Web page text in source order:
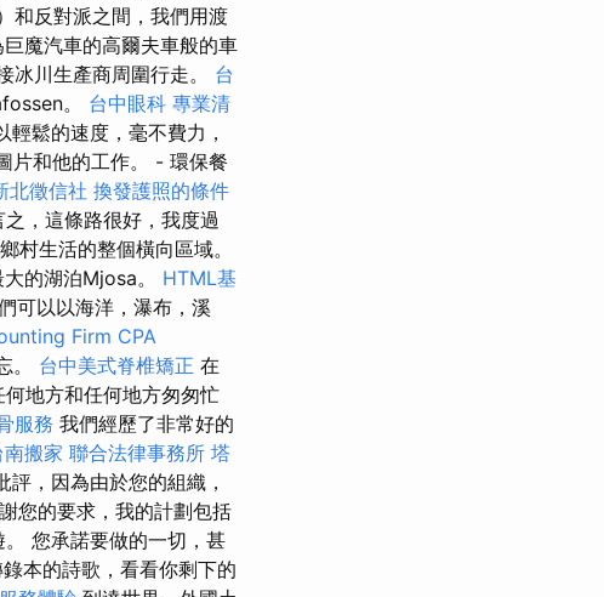
和反對派之間，我們用渡
巨魔汽車的高爾夫車般的車
冰川生產商周圍行走。 台
。 台中眼科 專業清
鬆的速度，毫不費力，
片和他的工作。 - 環保餐
北徵信社 換發護照的條件
之，這條路很好，我度過
村生活的整個橫向區域。
的湖泊Mjosa。 HTML基
可以以海洋，瀑布，溪
Firm CPA
。 台中美式脊椎矯正 在
地方和任何地方匆匆忙
服務 我們經歷了非常好的
南搬家 聯合法律事務所 塔
，因為由於您的組織，
您的要求，我的計劃包括
您承諾要做的一切，甚
本的詩歌，看看你剩下的